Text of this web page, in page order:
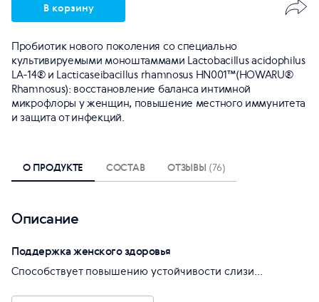
Пробиотик нового поколения со специально
культивируемыми моноштаммами Lactobacillus acidophilus
LA-14® и Lacticaseibacillus rhamnosus HN001™(HOWARU®
Rhamnosus): восстановление баланса интимной
микрофлоры у женщин, повышение местного иммунитета
и защита от инфекций.
В корзину
О ПРОДУКТЕ СОСТАВ ОТЗЫВЫ (76)
Описание
Поддержка женского здоровья
Способствует повышению устойчивости слизи...